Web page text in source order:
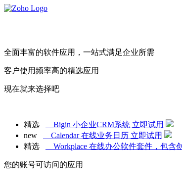
全面丰富的软件应用，一站式满足企业所需
客户使用频率高的精选应用
现在就来选择吧
精选 Bigin 小企业CRM系统 立即试用
new
Calendar 在线业务日历 立即试用
精选
Workplace 在线办公软件套件，包含
您的账号可访问的应用